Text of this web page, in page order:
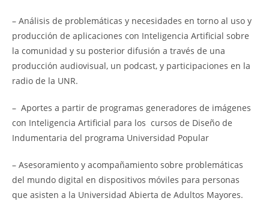
– Análisis de problemáticas y necesidades en torno al uso y
producción de aplicaciones con Inteligencia Artificial sobre
la comunidad y su posterior difusión a través de una
producción audiovisual, un podcast, y participaciones en la
radio de la UNR.
– Aportes a partir de programas generadores de imágenes
con Inteligencia Artificial para los cursos de Diseño de
Indumentaria del programa Universidad Popular
– Asesoramiento y acompañamiento sobre problemáticas
del mundo digital en dispositivos móviles para personas
que asisten a la Universidad Abierta de Adultos Mayores.